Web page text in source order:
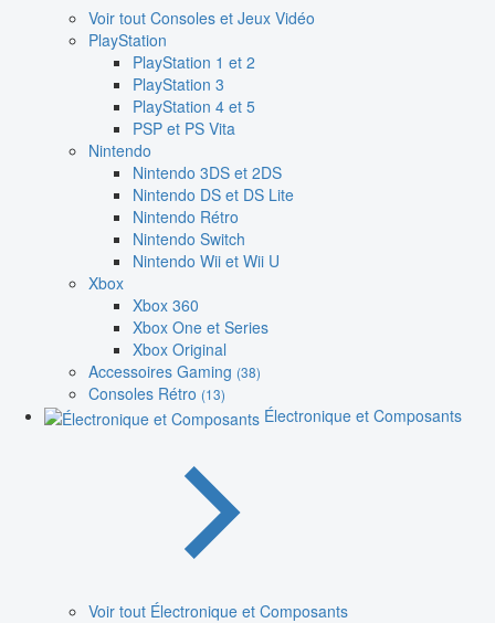
Voir tout Consoles et Jeux Vidéo
PlayStation
PlayStation 1 et 2
PlayStation 3
PlayStation 4 et 5
PSP et PS Vita
Nintendo
Nintendo 3DS et 2DS
Nintendo DS et DS Lite
Nintendo Rétro
Nintendo Switch
Nintendo Wii et Wii U
Xbox
Xbox 360
Xbox One et Series
Xbox Original
Accessoires Gaming (38)
Consoles Rétro (13)
Électronique et Composants
Voir tout Électronique et Composants